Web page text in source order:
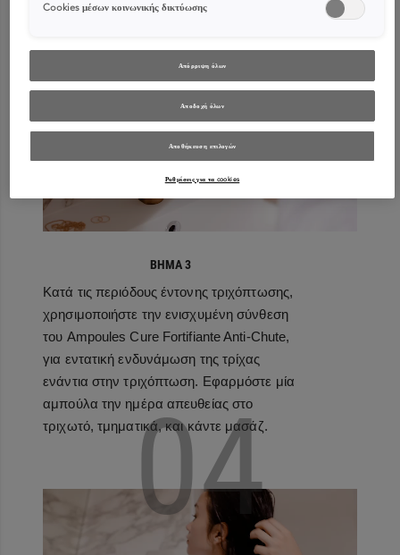
03
ΒΗΜΑ 3
Κατά τις περιόδους έντονης τριχόπτωσης,
χρησιμοποιήστε την ενισχυμένη σύνθεση
του Ampoules Cure Fortifiante Anti-Chute,
για εντατική ενδυνάμωση της τρίχας
ενάντια στην τριχόπτωση. Εφαρμόστε μία
αμπούλα την ημέρα απευθείας στο
τριχωτό, τμηματικά, και κάντε μασάζ.
04
Cookies μέσων κοινωνικής δικτύωσης
Απόρριψη όλων
Αποδοχή όλων
Αποθήκευση επιλογών
Ρυθμίσεις για τα cookies